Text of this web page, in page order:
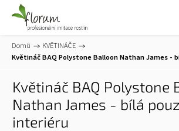
Domů / KVĚTINÁČE /
Květináč BAQ Polystone Balloon Nathan James -
Květináč BAQ Polystone
Nathan James - bílá
interiéru